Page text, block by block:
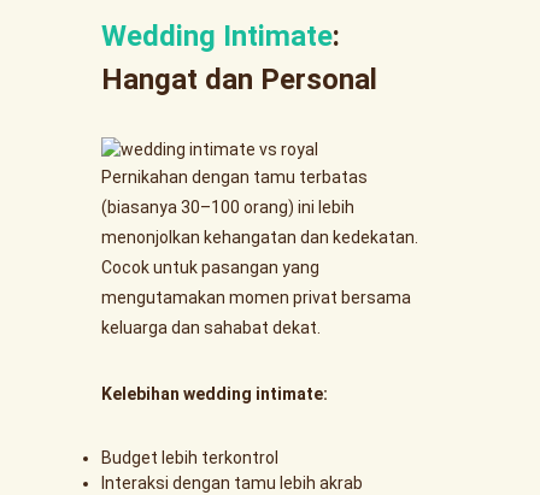
Wedding Intimate:
Hangat dan Personal
Pernikahan dengan tamu terbatas
(biasanya 30–100 orang) ini lebih
menonjolkan kehangatan dan kedekatan.
Cocok untuk pasangan yang
mengutamakan momen privat bersama
keluarga dan sahabat dekat.
Kelebihan wedding intimate:
Budget lebih terkontrol
Interaksi dengan tamu lebih akrab